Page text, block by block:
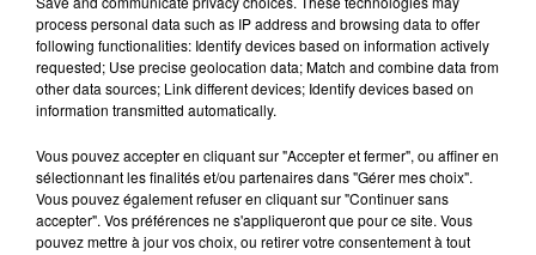
3 décembre 2025 - 2 min 41 sec
03.12.2025 - LES MANIES, AVEC ANNICK
Revivez les meilleurs moments de la Ligne des Auditeurs
process personal data such as IP address and browsing data to offer
following functionalities: Identify devices based on information actively
requested; Use precise geolocation data; Match and combine data from
other data sources; Link different devices; Identify devices based on
information transmitted automatically.
Vous pouvez accepter en cliquant sur "Accepter et fermer", ou affiner en
sélectionnant les finalités et/ou partenaires dans "Gérer mes choix".
Vous pouvez également refuser en cliquant sur "Continuer sans
accepter". Vos préférences ne s'appliqueront que pour ce site. Vous
pouvez mettre à jour vos choix, ou retirer votre consentement à tout